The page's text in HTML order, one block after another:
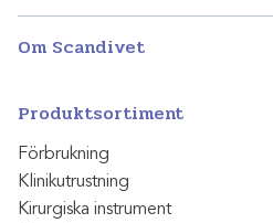
Om Scandivet
Produktsortiment
Förbrukning
Klinikutrustning
Kirurgiska instrument